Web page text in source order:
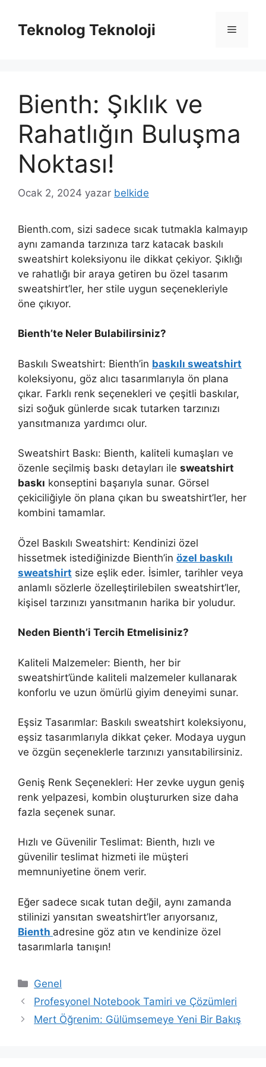
Teknolog Teknoloji Menü
Bienth: Şıklık ve
Rahatlığın Buluşma
Noktası!
Ocak 2, 2024 yazar belkide
Bienth.com, sizi sadece sıcak tutmakla kalmayıp
aynı zamanda tarzınıza tarz katacak baskılı
sweatshirt koleksiyonu ile dikkat çekiyor. Şıklığı
ve rahatlığı bir araya getiren bu özel tasarım
sweatshirt’ler, her stile uygun seçenekleriyle
öne çıkıyor.
Bienth’te Neler Bulabilirsiniz?
Baskılı Sweatshirt: Bienth’in baskılı sweatshirt
koleksiyonu, göz alıcı tasarımlarıyla ön plana
çıkar. Farklı renk seçenekleri ve çeşitli baskılar,
sizi soğuk günlerde sıcak tutarken tarzınızı
yansıtmanıza yardımcı olur.
Sweatshirt Baskı: Bienth, kaliteli kumaşları ve
özenle seçilmiş baskı detayları ile sweatshirt
baskı konseptini başarıyla sunar. Görsel
çekiciliğiyle ön plana çıkan bu sweatshirt’ler, her
kombini tamamlar.
Özel Baskılı Sweatshirt: Kendinizi özel
hissetmek istediğinizde Bienth’in özel baskılı
sweatshirt size eşlik eder. İsimler, tarihler veya
anlamlı sözlerle özelleştirilebilen sweatshirt’ler,
kişisel tarzınızı yansıtmanın harika bir yoludur.
Neden Bienth’i Tercih Etmelisiniz?
Kaliteli Malzemeler: Bienth, her bir
sweatshirt’ünde kaliteli malzemeler kullanarak
konforlu ve uzun ömürlü giyim deneyimi sunar.
Eşsiz Tasarımlar: Baskılı sweatshirt koleksiyonu,
eşsiz tasarımlarıyla dikkat çeker. Modaya uygun
ve özgün seçeneklerle tarzınızı yansıtabilirsiniz.
Geniş Renk Seçenekleri: Her zevke uygun geniş
renk yelpazesi, kombin oluştururken size daha
fazla seçenek sunar.
Hızlı ve Güvenilir Teslimat: Bienth, hızlı ve
güvenilir teslimat hizmeti ile müşteri
memnuniyetine önem verir.
Eğer sadece sıcak tutan değil, aynı zamanda
stilinizi yansıtan sweatshirt’ler arıyorsanız,
Bienth adresine göz atın ve kendinize özel
tasarımlarla tanışın!
Kategoriler
Genel
Profesyonel Notebook Tamiri ve Çözümleri
Mert Öğrenim: Gülümsemeye Yeni Bir Bakış